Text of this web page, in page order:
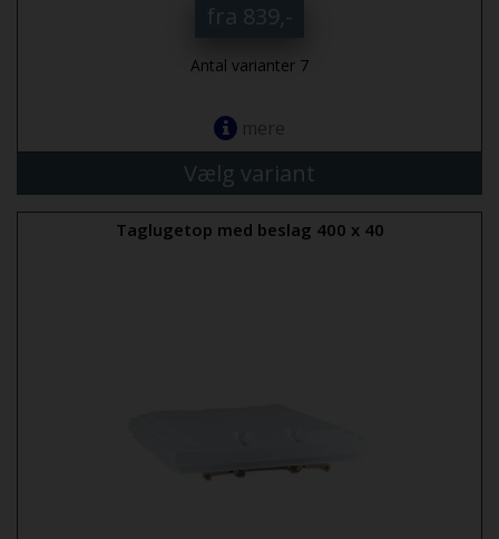
fra 839,-
Antal varianter 7
mere
Vælg variant
Taglugetop med beslag 400 x 40